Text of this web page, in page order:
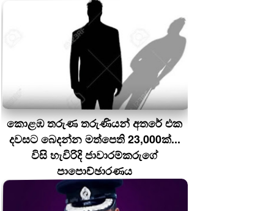
කොළඹ තරුණ තරුණියන් අතරේ එක
දවසට බෙදන්න මත්පෙති 23,000ක්...
විසි හැවිරිදි ජාවාරම්කරුගේ
පාපොච්ඡාරණය